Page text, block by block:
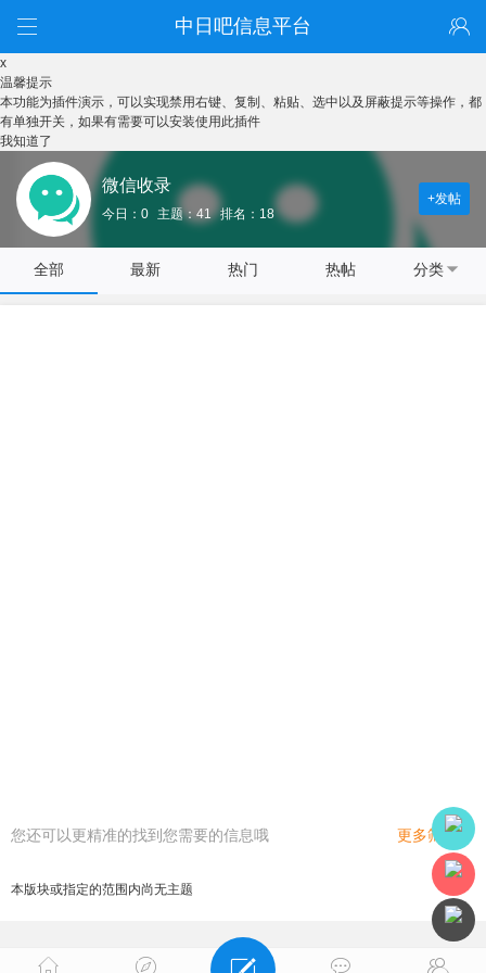
中日吧信息平台
x
温馨提示
本功能为插件演示，可以实现禁用右键、复制、粘贴、选中以及屏蔽提示等操作，都
有单独开关，如果有需要可以安装使用此插件
我知道了
微信收录
今日：0 主题：41 排名：18
+发帖
全部 最新 热门 热帖 分类
您还可以更精准的找到您需要的信息哦 更多筛选
本版块或指定的范围内尚无主题